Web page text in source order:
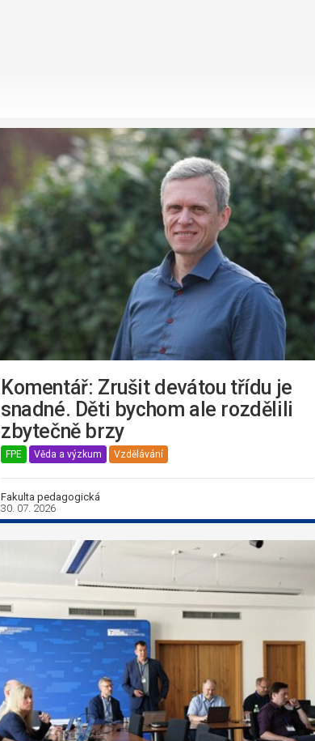
Komentář: Zrušit devátou třídu je
snadné. Děti bychom ale rozdělili
zbytečně brzy
FPE Věda a výzkum Vzdělávání
Fakulta pedagogická
30. 07. 2026